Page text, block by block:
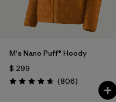
M's Nano Puff® Hoody
$ 299
Valoración: 4.6 / 5
(806Comentarios
)